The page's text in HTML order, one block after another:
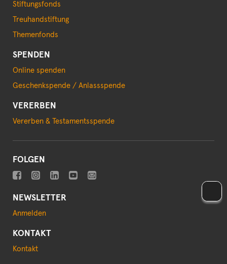
Stiftungsfonds
Treuhandstiftung
Themenfonds
SPENDEN
Online spenden
Geschenkspende / Anlassspende
VERERBEN
Vererben & Testamentsspende
FOLGEN
NEWSLETTER
Anmelden
KONTAKT
Kontakt